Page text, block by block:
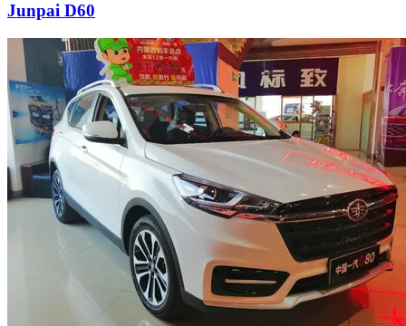
Junpai D60